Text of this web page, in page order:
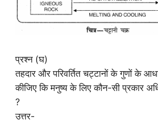
प्रश्न (घ)
तहदार और परिवर्तित चट्टानों के गुणों के
कीजिए कि मनुष्य के लिए कौन-सी प्रकार
?
उत्तर-